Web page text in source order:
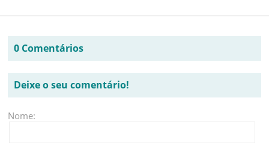
0 Comentários
Deixe o seu comentário!
Nome: